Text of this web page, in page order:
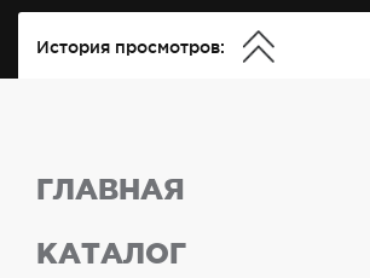
История просмотров:
ГЛАВНАЯ
КАТАЛОГ